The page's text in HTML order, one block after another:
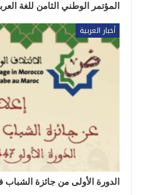
المؤتمر الوطني الثامن للغة
أخبار العربية
الدورة الأولى من جائزة الشباب